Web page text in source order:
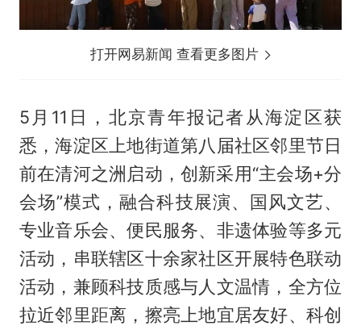
打开网易新闻 查看更多图片
5月11日，北京青年报记者从海淀区获
悉，海淀区上地街道第八届社区邻里节日
前在清河之洲启动，创新采用“主会场+分
会场”模式，融合科技展演、国风文艺、
专业音乐会、便民服务、非遗体验等多元
活动，串联辖区十余家社区开展特色联动
活动，兼顾科技质感与人文温情，全方位
拉近邻里距离，擦亮上地宜居友好、科创